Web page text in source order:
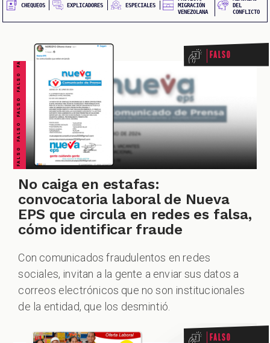
CHEQUEOS EXPLICADORES ESPECIALES
MIGRACIÓN
VENEZOLANA
DEL
CONFLICTO
FALSO FALSO FALSO FALSO FALSO FALSO FALSO Falso
No caiga en estafas:
convocatoria laboral de Nueva
EPS que circula en redes es falsa,
cómo identificar fraude
Con comunicados fraudulentos en redes
sociales, invitan a la gente a enviar sus datos a
correos electrónicos que no son institucionales
de la entidad, que los desmintió.
Falso